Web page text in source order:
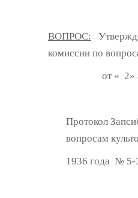
ВОПРОС:
комиссии по
от « 2»
Протокол
вопросам
1936 года №